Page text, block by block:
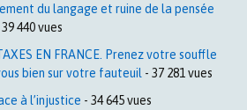
du langage et ruine de la pensée
39 440 vues
EN FRANCE. Prenez votre souffle
bien sur votre fauteuil - 37 281 vues
à l’injustice - 34 645 vues